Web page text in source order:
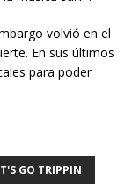
volvió en el
En sus últimos
para poder
GO TRIPPIN